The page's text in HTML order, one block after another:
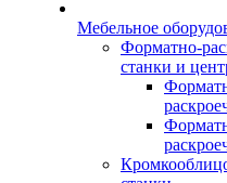
Мебельное
Форматно-
станки и